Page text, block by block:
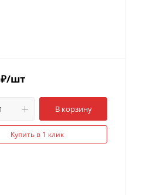
₽/шт
В корзину
Купить в 1 клик